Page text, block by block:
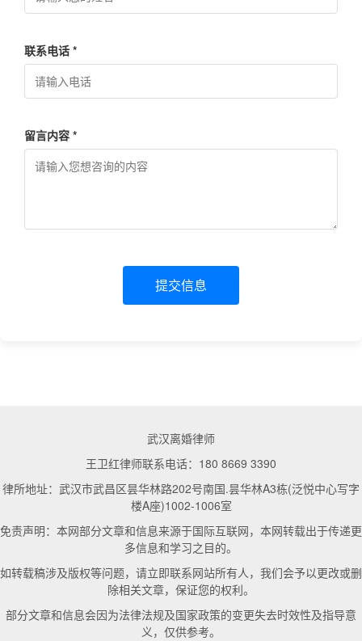
联系电话 *
留言内容 *
提交信息
武汉离婚律师
王卫红律师联系电话：180 8669 3390
律所地址：武汉市武昌区昙华林路202号南国.昙华林A3栋(泛悦中心写字
楼A座)1002-1006室
免责声明：本网部分文章和信息来源于国际互联网，本网转载出于传递更
多信息和学习之目的。
如转载稿涉及版权等问题，请立即联系网站所有人，我们会予以更改或删
除相关文章，保证您的权利。
部分文章和信息会因为法律法规及国家政策的变更失去时效性及指导意
义，仅供参考。